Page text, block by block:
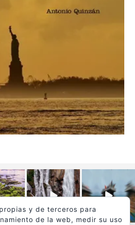
y de terceros para
de la web, medir su uso